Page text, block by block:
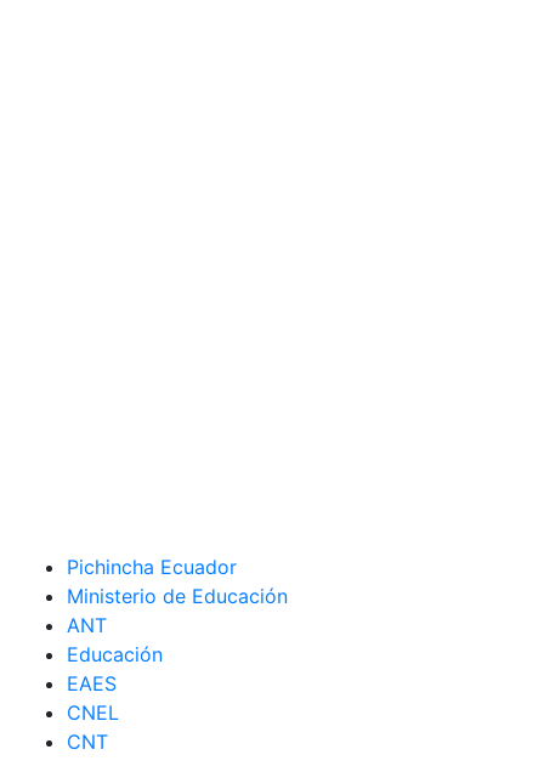
Pichincha Ecuador
Ministerio de Educación
ANT
Educación
EAES
CNEL
CNT